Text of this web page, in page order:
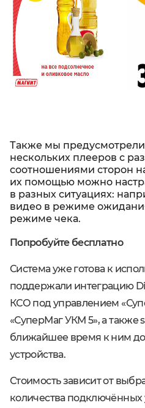
Также мы
нескольких плееров с
соотношениями сторон
их помощью можно
в разных ситуациях:
видео в режиме
режиме чека.
Попробуйте бесплатно
Система уже готова к
поддержали интеграцию
КСО под управлением
«СуперМаг УКМ 5», а также
ближайшее время к ним
устройства.
Стоимость зависит от
количества подключённых